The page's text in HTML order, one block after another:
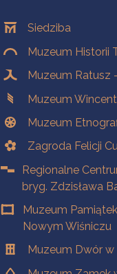
Siedziba
Muzeum Historii
Muzeum Ratusz
Muzeum
Muzeum
Zagroda Felicji
Regionalne
bryg. Zdzisława
Muzeum
Nowym Wiśniczu
Muzeum Dwór w